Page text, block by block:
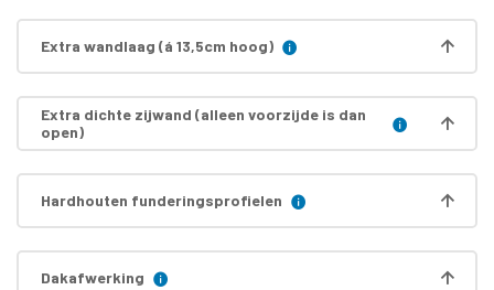
Extra wandlaag (á 13,5cm hoog)
Extra dichte zijwand (alleen voorzijde is dan
open)
Hardhouten funderingsprofielen
Dakafwerking